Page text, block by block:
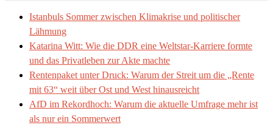
Istanbuls Sommer zwischen Klimakrise und politischer
Lähmung
Katarina Witt: Wie die DDR eine Weltstar-Karriere formte
und das Privatleben zur Akte machte
Rentenpaket unter Druck: Warum der Streit um die „Rente
mit 63“ weit über Ost und West hinausreicht
AfD im Rekordhoch: Warum die aktuelle Umfrage mehr ist
als nur ein Sommerwert